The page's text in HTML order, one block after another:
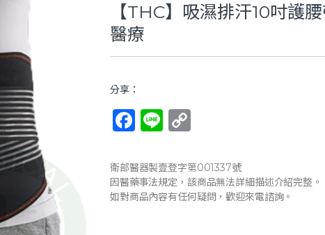
【THC】吸濕排汗10吋護
醫療
分享：
F
c
e
b
Li
e p
y
Li
衛部醫器製壹登字第001337號
因醫藥事法規定，該商品無法詳細描述介紹完整。
如對商品內容有任何疑問，歡迎來電諮詢。